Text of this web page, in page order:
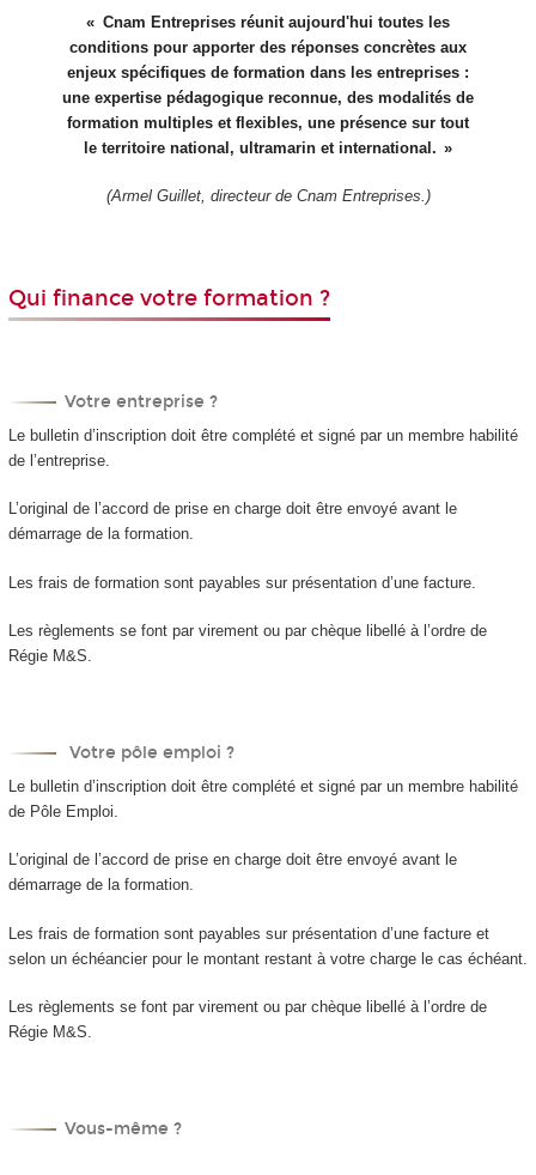
Cnam Entreprises réunit aujourd'hui toutes les
conditions pour apporter des réponses concrètes aux
enjeux spécifiques de formation dans les entreprises :
une expertise pédagogique reconnue, des modalités de
formation multiples et flexibles, une présence sur tout
le territoire national, ultramarin et international.
(Armel Guillet, directeur de Cnam Entreprises.)
Qui finance votre formation ?
Votre entreprise ?
Le bulletin d’inscription doit être complété et signé par un membre habilité
de l’entreprise.
L’original de l’accord de prise en charge doit être envoyé avant le
démarrage de la formation.
Les frais de formation sont payables sur présentation d’une facture.
Les règlements se font par virement ou par chèque libellé à l’ordre de
Régie M&S.
Votre pôle emploi ?
Le bulletin d’inscription doit être complété et signé par un membre habilité
de Pôle Emploi.
L’original de l’accord de prise en charge doit être envoyé avant le
démarrage de la formation.
Les frais de formation sont payables sur présentation d’une facture et
selon un échéancier pour le montant restant à votre charge le cas échéant.
Les règlements se font par virement ou par chèque libellé à l’ordre de
Régie M&S.
Vous-même ?